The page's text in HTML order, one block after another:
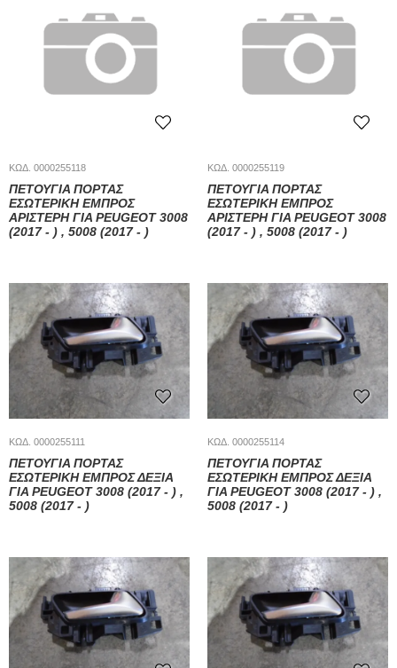
ΚΩΔ. 0000255118
ΠΕΤΟΎΓΙΑ ΠΌΡΤΑΣ
ΕΣΩΤΕΡΙΚΉ ΕΜΠΡΌΣ
ΑΡΙΣΤΕΡΉ ΓΙΑ PEUGEOT 3008
(2017 - ) , 5008 (2017 - )
ΚΩΔ. 0000255119
ΠΕΤΟΎΓΙΑ ΠΌΡΤΑΣ
ΕΣΩΤΕΡΙΚΉ ΕΜΠΡΌΣ
ΑΡΙΣΤΕΡΉ ΓΙΑ PEUGEOT 3008
(2017 - ) , 5008 (2017 - )
ΚΩΔ. 0000255111
ΠΕΤΟΎΓΙΑ ΠΌΡΤΑΣ
ΕΣΩΤΕΡΙΚΉ ΕΜΠΡΌΣ ΔΕΞΙΆ
ΓΙΑ PEUGEOT 3008 (2017 - ) ,
5008 (2017 - )
ΚΩΔ. 0000255114
ΠΕΤΟΎΓΙΑ ΠΌΡΤΑΣ
ΕΣΩΤΕΡΙΚΉ ΕΜΠΡΌΣ ΔΕΞΙΆ
ΓΙΑ PEUGEOT 3008 (2017 - ) ,
5008 (2017 - )